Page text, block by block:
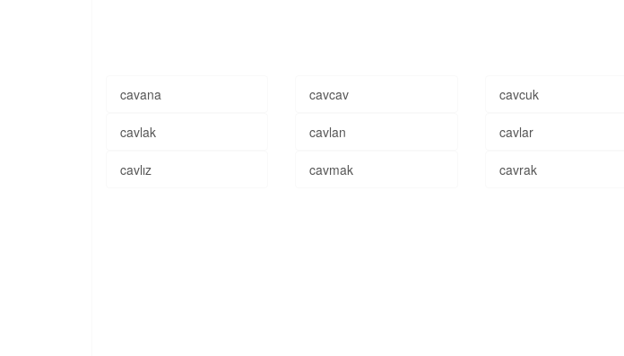
cavana cavcav cavcuk
cavlak cavlan cavlar
cavlız cavmak cavrak